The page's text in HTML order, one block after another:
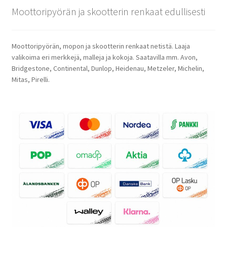
Moottoripyörän ja skootterin renkaat edullisesti
Moottoripyörän, mopon ja skootterin renkaat netistä. Laaja
valikoima eri merkkejä, malleja ja kokoja. Saatavilla mm. Avon,
Bridgestone, Continental, Dunlop, Heidenau, Metzeler, Michelin,
Mitas, Pirelli.